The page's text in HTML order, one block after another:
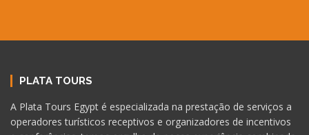
PLATA TOURS
A Plata Tours Egypt é especializada na prestação de serviços a
operadores turísticos receptivos e organizadores de incentivos